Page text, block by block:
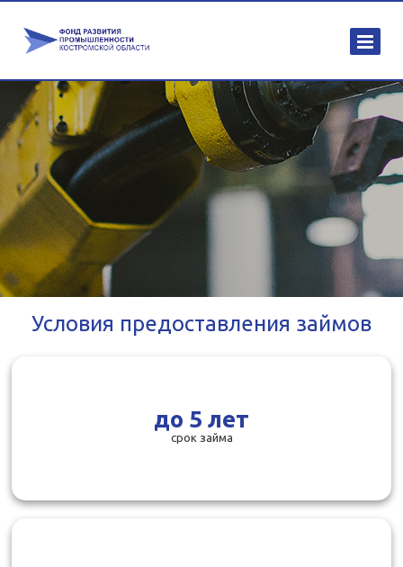
Условия предоставления займов
до 5 лет
срок займа